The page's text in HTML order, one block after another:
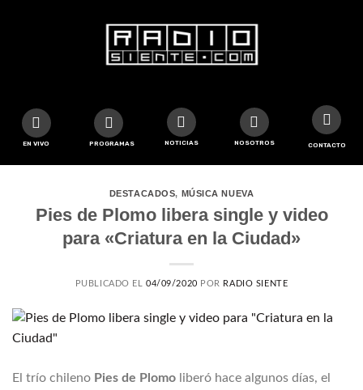
EN VIVO PROGRAMAS NOTICIAS NOSOTROS CONTACTO
DESTACADOS, MÚSICA NUEVA
Pies de Plomo libera single y video
para «Criatura en la Ciudad»
PUBLICADO EL04/09/2020 POR RADIO SIENTE
El trío chileno Pies de Plomo liberó hace algunos días, el